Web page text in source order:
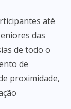
até
das
de todo o
de
proximidade,